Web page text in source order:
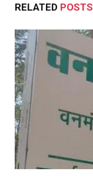
RELATED POSTS